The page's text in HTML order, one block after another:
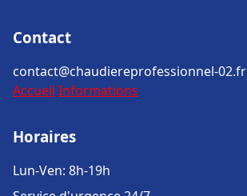
Contact
contact@chaudiereprofessionnel-02.fr
Accueil Informations
Horaires
Lun-Ven: 8h-19h